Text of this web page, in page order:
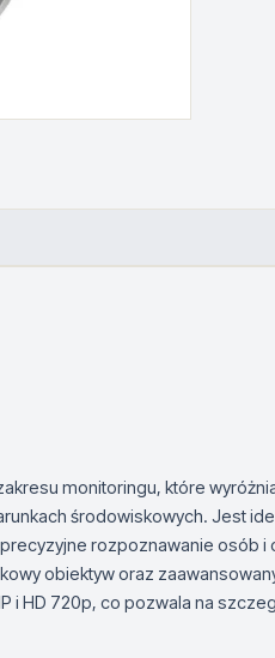
monitoringu, które
środowiskowych. Jest
rozpoznawanie osób i
obiektyw oraz
i HD 720p, co pozwala na